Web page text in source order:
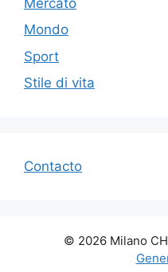
Mondo
Sport
Stile di vita
Contacto
© 2026 Milano